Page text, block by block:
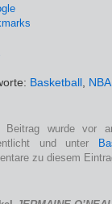
Basketball NBA
Beitrag wurde vor
und unter
zu diesem